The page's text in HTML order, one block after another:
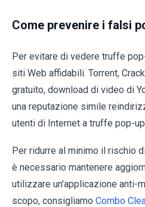
Come prevenire i falsi
Per evitare di vedere truffe
siti Web affidabili. Torrent,
gratuito, download di video di
una reputazione simile
utenti di Internet a truffe pop-
Per ridurre al minimo il rischio
è necessario mantenere
utilizzare un'applicazione anti-
scopo, consigliamo Combo